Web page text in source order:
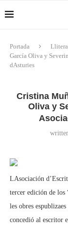
Portada
García Oliva y
dAsturies
Cristina
Oliva y
LAsociación
tercer edición de los
les obres
concedió al escritor